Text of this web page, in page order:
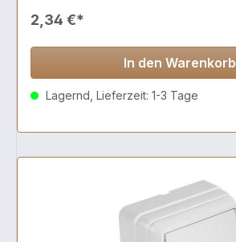
2,34 €*
In den Warenkorb
Lagernd, Lieferzeit: 1-3 Tage